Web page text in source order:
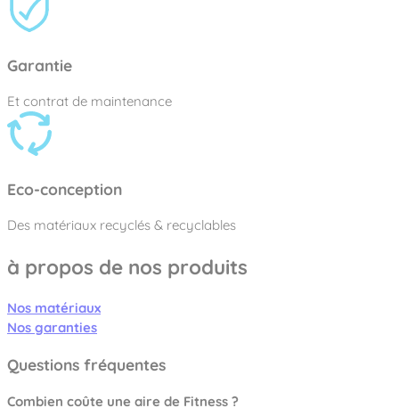
Garantie
Et contrat de maintenance
Eco-conception
Des matériaux recyclés & recyclables
à propos de nos produits
Nos matériaux
Nos garanties
Questions fréquentes
Combien coûte une aire de Fitness ?